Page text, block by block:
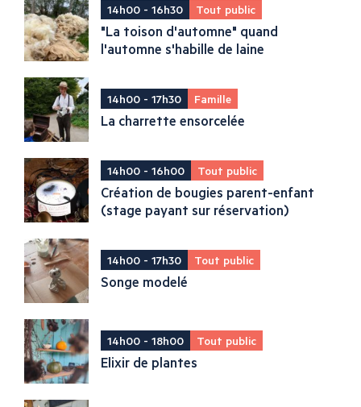
14h00 - 16h30 Tout public
"La toison d'automne" quand
l'automne s'habille de laine
14h00 - 17h30 Famille
La charrette ensorcelée
14h00 - 16h00 Tout public
Création de bougies parent-enfant
(stage payant sur réservation)
14h00 - 17h30 Tout public
Songe modelé
14h00 - 18h00 Tout public
Elixir de plantes